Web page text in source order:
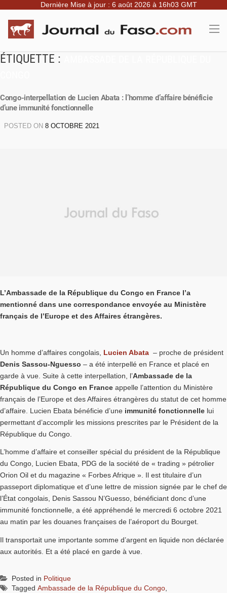
Dernière Mise à jour : 6 août 2026 à 16h03 GMT
ÉTIQUETTE :
Congo-interpellation de Lucien Abata : l’homme d’affaire bénéficie
d’une immunité fonctionnelle
POSTED ON 8 OCTOBRE 2021
L’Ambassade de la République du Congo en France l’a
mentionné dans une correspondance envoyée au Ministère
français de l’Europe et des Affaires étrangères.
Un homme d’affaires congolais, Lucien Abata – proche de président
Denis Sassou-Nguesso – a été interpellé en France et placé en
garde à vue. Suite à cette interpellation, l’Ambassade de la
République du Congo en France appelle l’attention du Ministère
français de l’Europe et des Affaires étrangères du statut de cet homme
d’affaire. Lucien Ebata bénéficie d’une immunité fonctionnelle lui
permettant d’accomplir les missions prescrites par le Président de la
République du Congo.
L’homme d’affaire et conseiller spécial du président de la République
du Congo, Lucien Ebata, PDG de la société de « trading » pétrolier
Orion Oil et du magazine « Forbes Afrique ». Il est titulaire d’un
passeport diplomatique et d’une lettre de mission signée par le chef de
l’État congolais, Denis Sassou N’Guesso, bénéficiant donc d’une
immunité fonctionnelle, a été appréhendé le mercredi 6 octobre 2021
au matin par les douanes françaises de l’aéroport du Bourget.
Il transportait une importante somme d’argent en liquide non déclarée
aux autorités. Et a été placé en garde à vue.
Posted in Politique
Tagged Ambassade de la République du Congo,